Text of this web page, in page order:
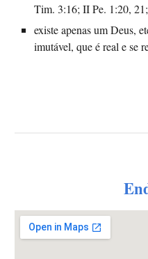
Tim. 3:16; II Pe. 1:20, 21;
existe apenas um Deus,
imutável, que é real e se